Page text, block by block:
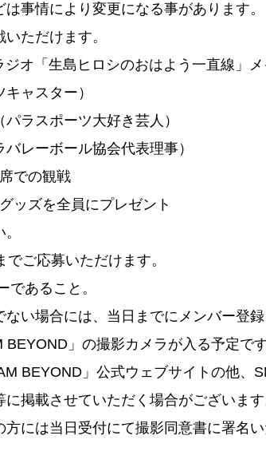
事情により変更になる事があります。
ただけます。
オ「生島ヒロシのおはよう一直線」メ
ャスター）
ラスポーツ大好き芸人）
レーボール協会代表理事）
での観戦
ッズを全員にプレゼント
ご応募いただけます。
であること。
い場合には、当日までにメンバー登録
」の撮影カメラが入る予定です
BEYOND」公式ウェブサイトの他、
掲載させていただく場合がございます
方には当日受付にて撮影同意書に署名